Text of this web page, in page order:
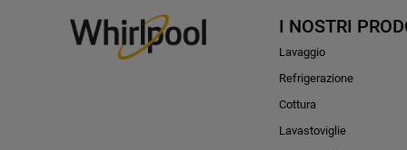
I NOSTRI
Lavaggio
Refrigerazione
Cottura
Lavastoviglie